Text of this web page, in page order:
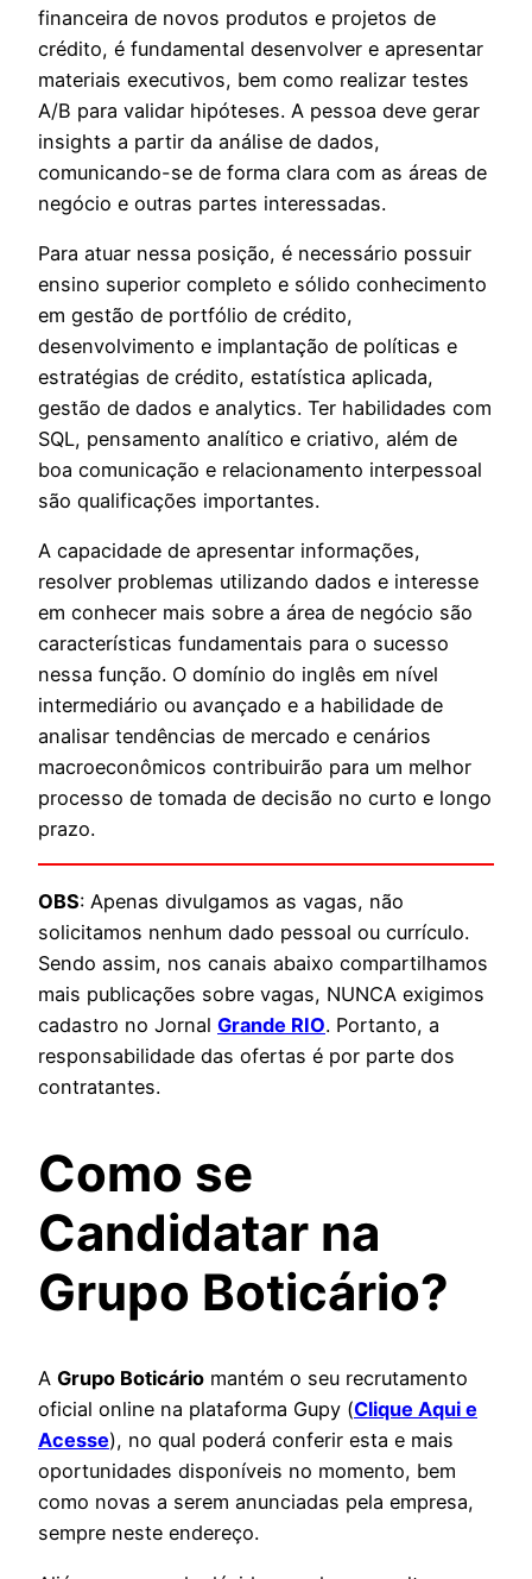
financeira de novos produtos e projetos de
crédito, é fundamental desenvolver e apresentar
materiais executivos, bem como realizar testes
A/B para validar hipóteses. A pessoa deve gerar
insights a partir da análise de dados,
comunicando-se de forma clara com as áreas de
negócio e outras partes interessadas.
Para atuar nessa posição, é necessário possuir
ensino superior completo e sólido conhecimento
em gestão de portfólio de crédito,
desenvolvimento e implantação de políticas e
estratégias de crédito, estatística aplicada,
gestão de dados e analytics. Ter habilidades com
SQL, pensamento analítico e criativo, além de
boa comunicação e relacionamento interpessoal
são qualificações importantes.
A capacidade de apresentar informações,
resolver problemas utilizando dados e interesse
em conhecer mais sobre a área de negócio são
características fundamentais para o sucesso
nessa função. O domínio do inglês em nível
intermediário ou avançado e a habilidade de
analisar tendências de mercado e cenários
macroeconômicos contribuirão para um melhor
processo de tomada de decisão no curto e longo
prazo.
OBS: Apenas divulgamos as vagas, não
solicitamos nenhum dado pessoal ou currículo.
Sendo assim, nos canais abaixo compartilhamos
mais publicações sobre vagas, NUNCA exigimos
cadastro no Jornal Grande RIO. Portanto, a
responsabilidade das ofertas é por parte dos
contratantes.
Como se
Candidatar na
Grupo Boticário?
A Grupo Boticário mantém o seu recrutamento
oficial online na plataforma Gupy (Clique Aqui e
Acesse), no qual poderá conferir esta e mais
oportunidades disponíveis no momento, bem
como novas a serem anunciadas pela empresa,
sempre neste endereço.